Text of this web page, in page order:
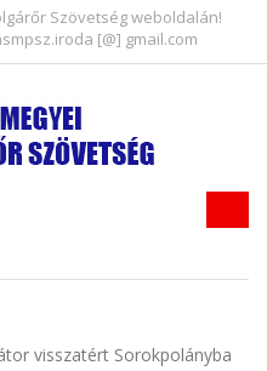
Szövetség weboldalán!
[@] gmail.com
visszatért Sorokpolányba